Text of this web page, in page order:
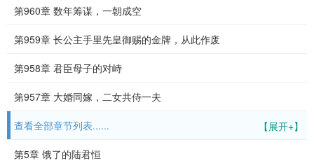
第960章 数年筹谋，一朝成空
第959章 长公主手里先皇御赐的金牌，从此作废
第958章 君臣母子的对峙
第957章 大婚同嫁，二女共侍一夫
【展开+】
查看全部章节列表......
第5章 饿了的陆君恒